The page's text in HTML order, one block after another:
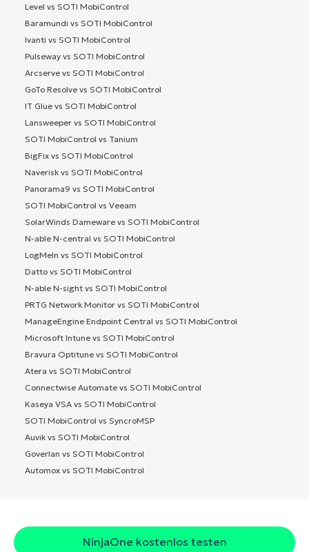
Level vs SOTI MobiControl
Baramundi vs SOTI MobiControl
Ivanti vs SOTI MobiControl
Pulseway vs SOTI MobiControl
Arcserve vs SOTI MobiControl
GoTo Resolve vs SOTI MobiControl
IT Glue vs SOTI MobiControl
Lansweeper vs SOTI MobiControl
SOTI MobiControl vs Tanium
BigFix vs SOTI MobiControl
Naverisk vs SOTI MobiControl
Panorama9 vs SOTI MobiControl
SOTI MobiControl vs Veeam
SolarWinds Dameware vs SOTI MobiControl
N-able N-central vs SOTI MobiControl
LogMeIn vs SOTI MobiControl
Datto vs SOTI MobiControl
N-able N-sight vs SOTI MobiControl
PRTG Network Monitor vs SOTI MobiControl
ManageEngine Endpoint Central vs SOTI MobiControl
Microsoft Intune vs SOTI MobiControl
Bravura Optitune vs SOTI MobiControl
Atera vs SOTI MobiControl
Connectwise Automate vs SOTI MobiControl
Kaseya VSA vs SOTI MobiControl
SOTI MobiControl vs SyncroMSP
Auvik vs SOTI MobiControl
Goverlan vs SOTI MobiControl
Automox vs SOTI MobiControl
NinjaOne kostenlos testen